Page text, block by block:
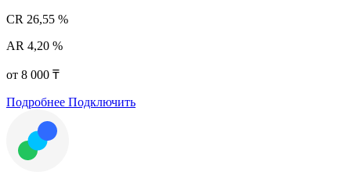
CR 26,55 %
AR 4,20 %
от 8 000 ₸
Подробнее Подключить